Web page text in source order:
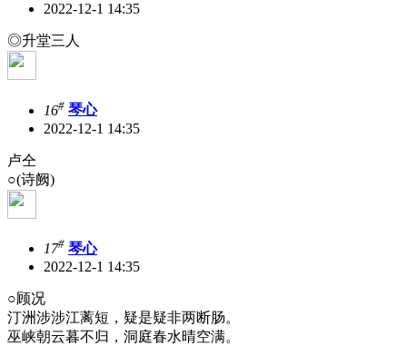
2022-12-1 14:35
◎升堂三人
16# 琴心
2022-12-1 14:35
卢仝
○(诗阙)
17# 琴心
2022-12-1 14:35
○顾况
汀洲涉涉江蓠短，疑是疑非两断肠。
巫峡朝云暮不归，洞庭春水晴空满。